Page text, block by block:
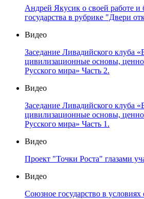
Андрей Якусик о своей работе
государства в рубрике "Двери
Видео
Заседание Ливадийского клуба
цивилизационные основы,
Русского мира» Часть 2.
Видео
Заседание Ливадийского клуба
цивилизационные основы,
Русского мира» Часть 1.
Видео
Проект "Точки Роста" глазами
Видео
Союзное государство в условиях